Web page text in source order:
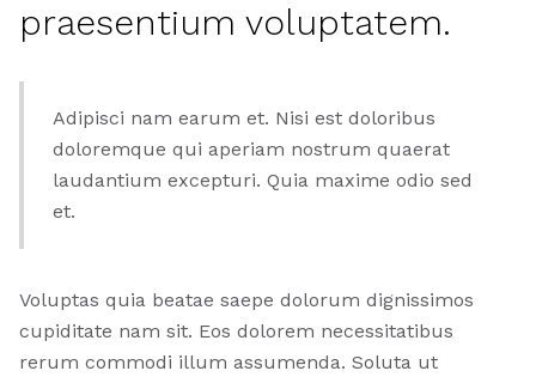
praesentium voluptatem.
Adipisci nam earum et. Nisi est doloribus
doloremque qui aperiam nostrum quaerat
laudantium excepturi. Quia maxime odio sed
et.
Voluptas quia beatae saepe dolorum dignissimos
cupiditate nam sit. Eos dolorem necessitatibus
rerum commodi illum assumenda. Soluta ut